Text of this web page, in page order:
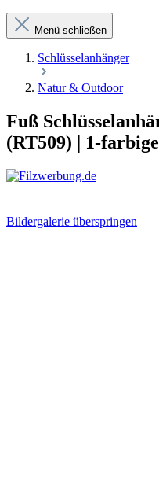
Menü schließen
Schlüsselanhänger
Natur & Outdoor
Fuß
(RT509) | 1-
Bildergalerie überspringen